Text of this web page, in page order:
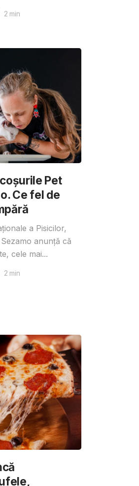
2 min
Pet
Ce fel de
a Pisicilor,
anunță că
cele mai...
2 min